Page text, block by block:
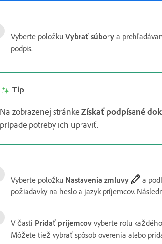
Vyberte položku Vybrať súbory a
podpis.
Tip
Na zobrazenej stránke Získať podpísané
prípade potreby ich upraviť.
Vyberte položku Nastavenia zmluvy
a
požiadavky na heslo a jazyk príjemcov.
V časti Pridať príjemcov vyberte rolu
Môžete tiež vybrať spôsob overenia alebo